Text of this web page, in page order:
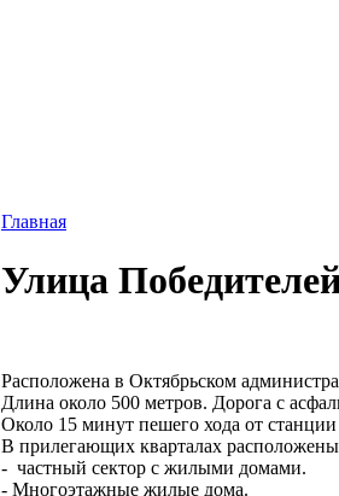
Главная
Улица
Расположена в Октябрьском
Длина около 500 метров. Дорога с
Около 15 минут пешего хода от
В прилегающих кварталах
- частный сектор с жилыми домами.
- Многоэтажные жилые дома.